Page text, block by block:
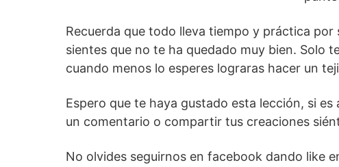
Recuerda que todo lleva tiempo y práctica
sientes que no te ha quedado muy bien. Solo
cuando menos lo esperes lograras hacer un
Espero que te haya gustado esta lección, si
un comentario o compartir tus creaciones
No olvides seguirnos en facebook dando like